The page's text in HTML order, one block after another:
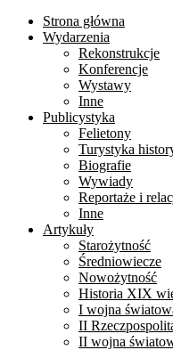
Strona główna
Wydarzenia
Rekonstrukcje
Konferencje
Wystawy
Inne
Publicystyka
Felietony
Turystyka
Biografie
Wywiady
Reportaże i
Inne
Artykuły
Starożytność
Średniowiecze
Nowożytność
Historia XIX
I wojna
II
II wojna